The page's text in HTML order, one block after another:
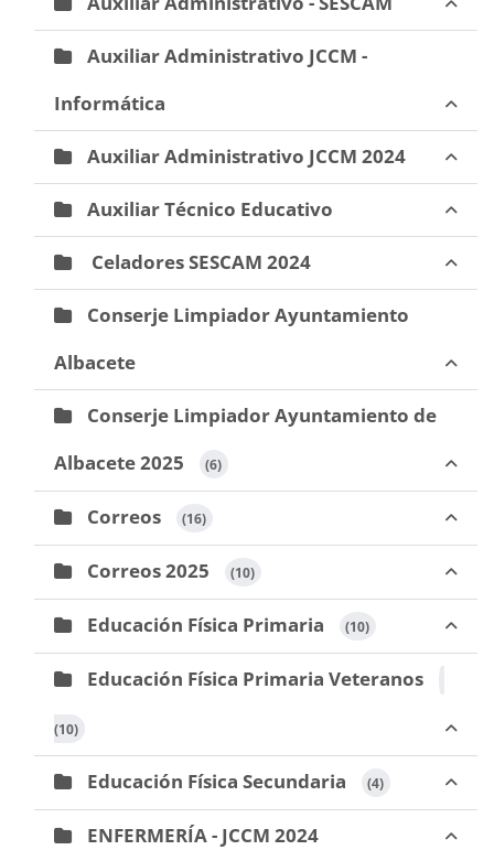
Auxiliar Administrativo JCCM -
Informática
Auxiliar Administrativo JCCM 2024
Auxiliar Técnico Educativo
Celadores SESCAM 2024
Conserje Limpiador Ayuntamiento
Albacete
Conserje Limpiador Ayuntamiento de
Albacete 2025
(6)
Correos (16)
Correos 2025 (10)
Educación Física Primaria (10)
Educación Física Primaria Veteranos
(10)
Educación Física Secundaria (4)
ENFERMERÍA - JCCM 2024